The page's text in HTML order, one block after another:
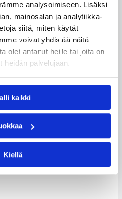
analysoimiseen. Lisäksi
mainosalan ja analytiikka-
siitä, miten käytät
voivat yhdistää näitä
olet antanut heille tai joita on
heidän palvelujaan.
kaikki
Kiellä
21
1
9.1.1
993
Tamperee
n Pyrintö
19
8
31.1.
199
Salon
Vilpas
1.10.
199
4
20
5
10.8.
199
3